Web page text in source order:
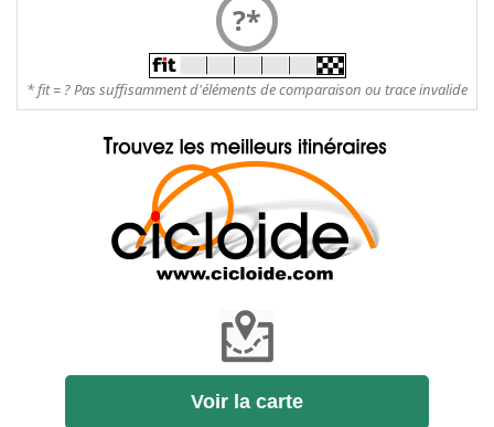
?*
* fit = ? Pas suffisamment d'éléments de comparaison ou trace invalide
Voir la carte